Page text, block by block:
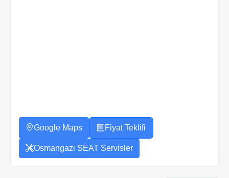
Google Maps Fiyat Teklifi
Osmangazi SEAT Servisler